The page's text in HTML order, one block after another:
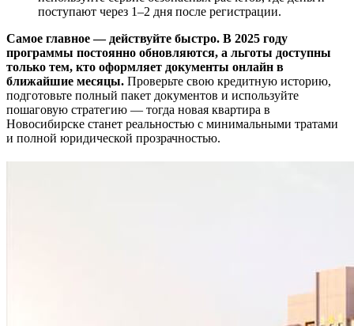
поступают через 1–2 дня после регистрации.
Самое главное — действуйте быстро. В 2025 году
программы постоянно обновляются, а льготы доступны
только тем, кто оформляет документы онлайн в
ближайшие месяцы. Проверьте свою кредитную историю,
подготовьте полный пакет документов и используйте
пошаговую стратегию — тогда новая квартира в
Новосибирске станет реальностью с минимальными тратами
и полной юридической прозрачностью.